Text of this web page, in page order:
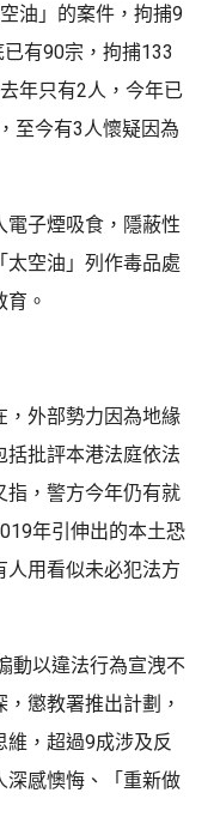
油」的案件，拘捕9
有90宗，拘捕133
年只有2人，今年已
至今有3人懷疑因為
子煙吸食，隱蔽性
太空油」列作毒品處
。
，外部勢力因為地緣
批評本港法庭依法
指，警方今年仍有就
年引伸出的本土恐
用看似未必犯法方
動以違法行為宣洩不
懲教署推出計劃，
，超過9成涉及反
深感懊悔、「重新做